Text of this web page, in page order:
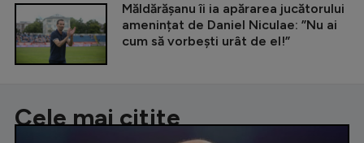
Măldărășanu îi ia apărarea jucătorului
amenințat de Daniel Niculae: ”Nu ai
cum să vorbești urât de el!”
Cele mai citite